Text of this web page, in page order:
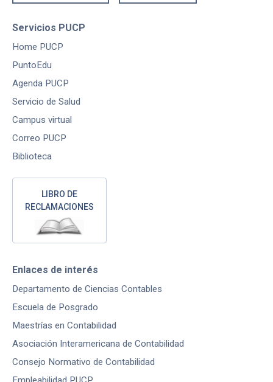
Servicios PUCP
Home PUCP
PuntoEdu
Agenda PUCP
Servicio de Salud
Campus virtual
Correo PUCP
Biblioteca
LIBRO DE
RECLAMACIONES
Enlaces de interés
Departamento de Ciencias Contables
Escuela de Posgrado
Maestrías en Contabilidad
Asociación Interamericana de Contabilidad
Consejo Normativo de Contabilidad